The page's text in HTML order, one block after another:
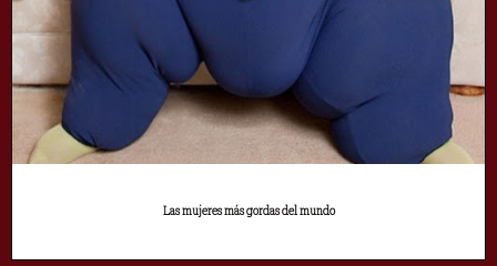
Las mujeres más gordas del mundo